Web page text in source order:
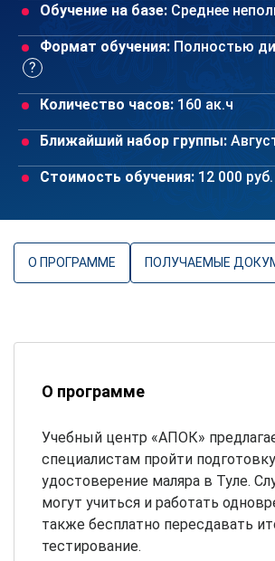
Обучение на базе: Среднее
Формат обучения: Полностью
Количество часов: 160 ак.ч
Ближайший набор группы:
Стоимость обучения: 12 000 руб.
О ПРОГРАММЕ ПОЛУЧАЕМЫЕ
О программе
Учебный центр «АПОК»
специалистам пройти
удостоверение маляра в Туле.
могут учиться и работать
также бесплатно пересдавать
тестирование.